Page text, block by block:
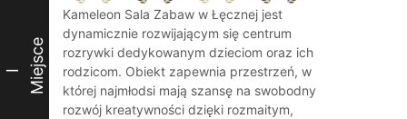
I Miejsce
Kameleon Sala Zabaw w Łęcznej jest
dynamicznie rozwijającym się centrum
rozrywki dedykowanym dzieciom oraz ich
rodzicom. Obiekt zapewnia przestrzeń, w
której najmłodsi mają szansę na swobodny
rozwój kreatywności dzięki rozmaitym,